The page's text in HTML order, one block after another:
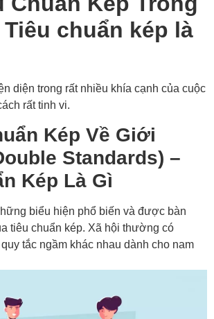
Tiêu chuẩn kép là
diện trong rất nhiều khía cạnh của cuộc
rất tinh vi.
Kép Về Giới
Standards) –
Kép Là Gì
biểu hiện phổ biến và được bàn
tiêu chuẩn kép. Xã hội thường có
tắc ngầm khác nhau dành cho nam